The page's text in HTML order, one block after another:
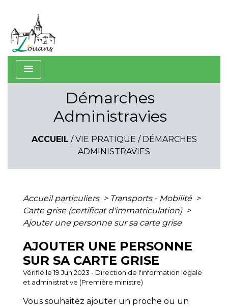
menu
Démarches
Administravies
ACCUEIL / VIE PRATIQUE / DÉMARCHES
ADMINISTRAVIES
Accueil particuliers > Transports - Mobilité >
Carte grise (certificat d'immatriculation) >
Ajouter une personne sur sa carte grise
AJOUTER UNE PERSONNE
SUR SA CARTE GRISE
Vérifié le 19 Jun 2023 - Direction de l'information légale
et administrative (Première ministre)
Vous souhaitez ajouter un proche ou un